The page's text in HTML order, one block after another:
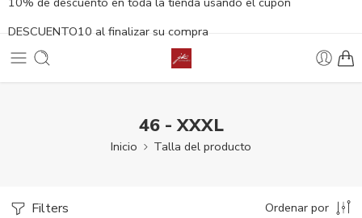
DESCUENTO10 al finalizar su compra
46 - XXXL
Inicio Talla del producto
Filters Ordenar por